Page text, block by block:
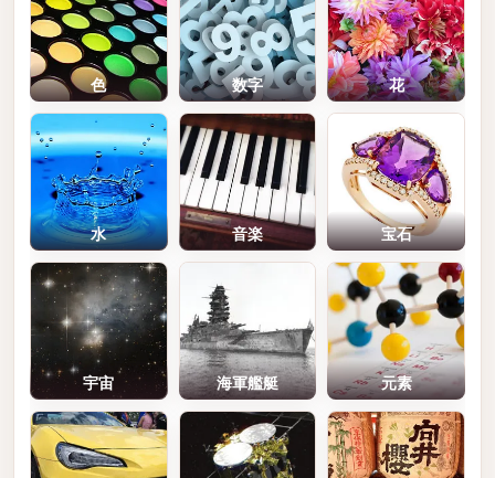
色 数字 花
水 音楽 宝石
宇宙 海軍艦艇 元素